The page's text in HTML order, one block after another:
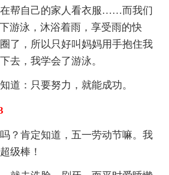
帮自己的家人看衣服……而我们
游泳，沐浴着雨，享受雨的快
了，所以只好叫妈妈用手抱住我
去，我学会了游泳。
道：只要努力，就能成功。
？肯定知道，五一劳动节嘛。我
级棒！